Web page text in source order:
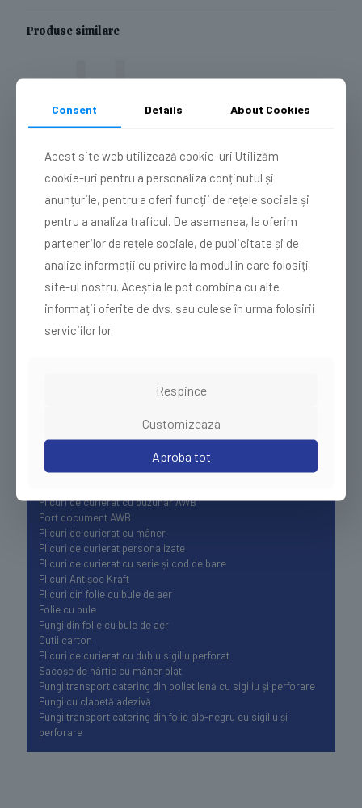
Produse similare
maner 260/2*60/450
165,00lei fara TVA
Citește mai mult
Caută
Categorii de produse:
Plicuri de curierat cu buzunar AWB
Port document AWB
Plicuri de curierat cu mâner
Plicuri de curierat personalizate
Plicuri de curierat cu serie și cod de bare
Plicuri Antișoc Kraft
Plicuri din folie cu bule de aer
Folie cu bule
Pungi din folie cu bule de aer
Cutii carton
Plicuri de curierat cu dublu sigiliu perforat
Sacoșe de hârtie cu mâner plat
Pungi transport catering din polietilenă cu sigiliu și perforare
Pungi cu clapetă adezivă
Pungi transport catering din folie alb-negru cu sigiliu și
perforare
Consent Details About Cookies
Acest site web utilizează cookie-uri Utilizăm
cookie-uri pentru a personaliza conținutul și
anunțurile, pentru a oferi funcții de rețele sociale și
pentru a analiza traficul. De asemenea, le oferim
partenerilor de rețele sociale, de publicitate și de
analize informații cu privire la modul în care folosiți
site-ul nostru. Aceștia le pot combina cu alte
informații oferite de dvs. sau culese în urma folosirii
serviciilor lor.
Respince
Customizeaza
Aproba tot